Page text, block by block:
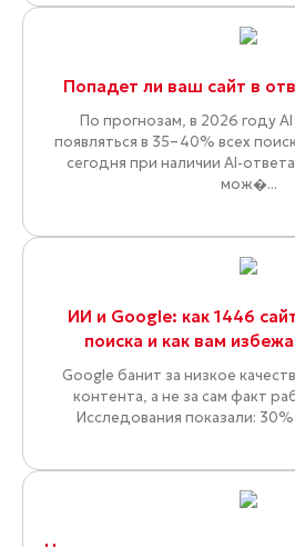
Попадет ли ваш сайт в
По прогнозам, в 2026 году
появляться в 35–40% всех
сегодня при наличии AI-
мож�...
ИИ и Google: как 1446
поиска и как вам
Google банит за низкое
контента, а не за сам факт
Исследования показали: